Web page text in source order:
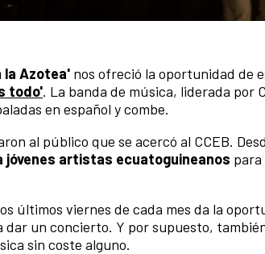
la Azotea' nos ofreció la oportunidad de
todo'. La banda de música, liderada por
en español y combe.
al público que se acercó al CCEB.
jóvenes artistas ecuatoguineanos
últimos viernes de cada mes da la
un concierto. Y por supuesto,
sin coste alguno.